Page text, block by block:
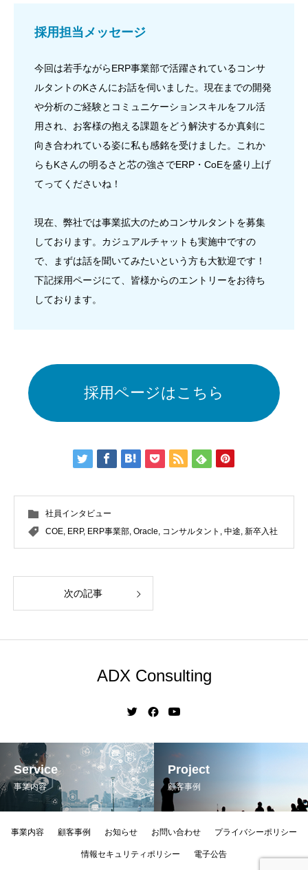
採用担当メッセージ
今回は若手ながらERP事業部で活躍されているコンサ
ルタントのKさんにお話を伺いました。現在までの開発
や分析のご経験とコミュニケーションスキルをフル活
用され、お客様の抱える課題をどう解決するか真剣に
向き合われている姿に私も感銘を受けました。これか
らもKさんの明るさと芯の強さでERP・CoEを盛り上げ
てってくださいね！
現在、弊社では事業拡大のためコンサルタントを募集
しております。カジュアルチャットも実施中ですの
で、まずは話を聞いてみたいという方も大歓迎です！
下記採用ページにて、皆様からのエントリーをお待ち
しております。
採用ページはこちら
社員インタビュー
COE, ERP, ERP事業部, Oracle, コンサルタント , 中途, 新卒入社
次の記事
ADX Consulting
Service
事業内容
Project
顧客事例
事業内容 顧客事例 お知らせ お問い合わせ プライバシーポリシー
情報セキュリティポリシー 電子公告